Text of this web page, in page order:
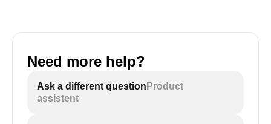
Need more help?
Ask a different question Product
assistent